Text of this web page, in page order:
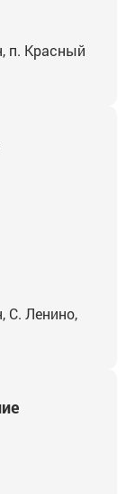
п. Красный
С. Ленино,